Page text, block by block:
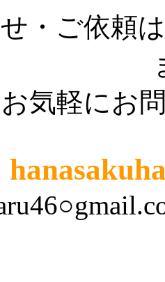
・ご依頼
お気軽にお